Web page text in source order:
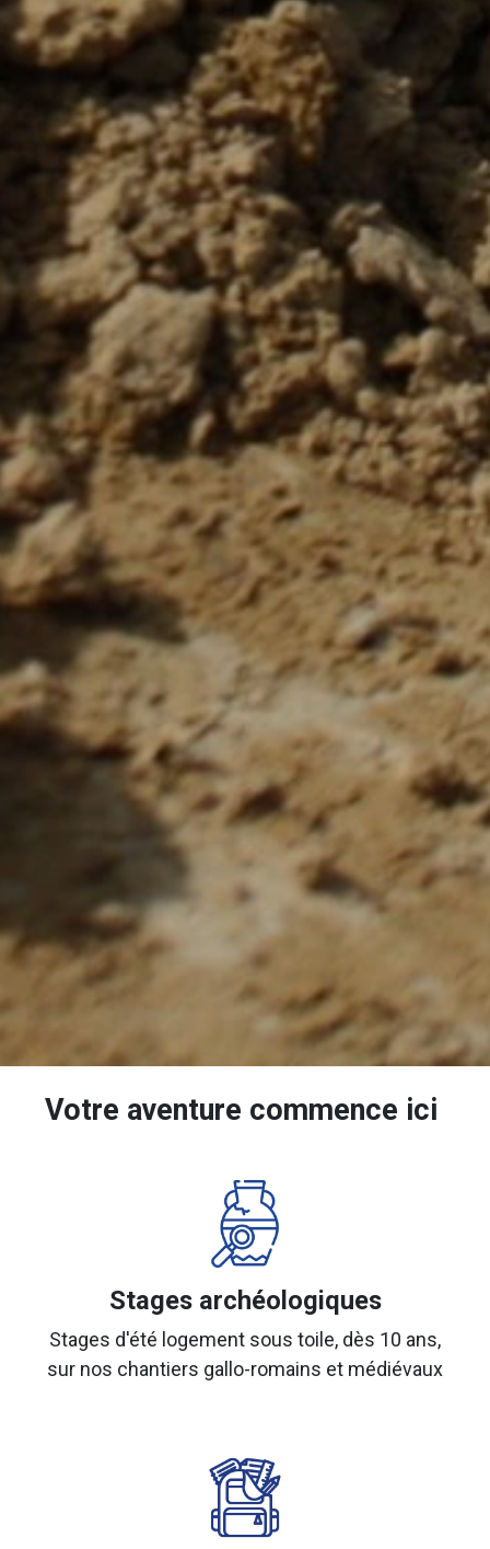
Votre aventure commence ici
Stages archéologiques
Stages d'été logement sous toile, dès 10 ans,
sur nos chantiers gallo-romains et médiévaux